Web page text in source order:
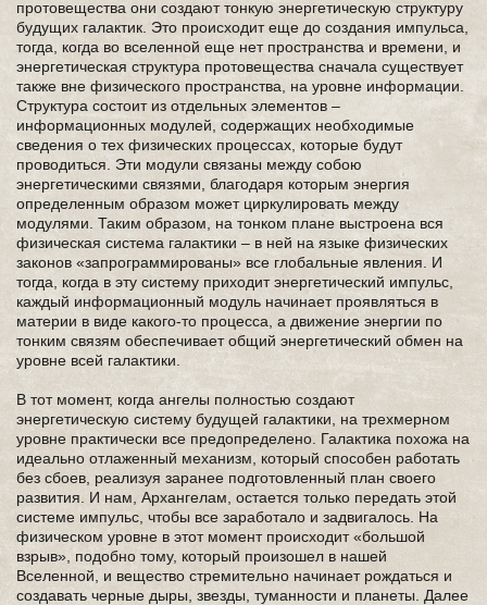
протовещества они создают тонкую энергетическую структуру
будущих галактик. Это происходит еще до создания импульса,
тогда, когда во вселенной еще нет пространства и времени, и
энергетическая структура протовещества сначала существует
также вне физического пространства, на уровне информации.
Структура состоит из отдельных элементов –
информационных модулей, содержащих необходимые
сведения о тех физических процессах, которые будут
проводиться. Эти модули связаны между собою
энергетическими связями, благодаря которым энергия
определенным образом может циркулировать между
модулями. Таким образом, на тонком плане выстроена вся
физическая система галактики – в ней на языке физических
законов «запрограммированы» все глобальные явления. И
тогда, когда в эту систему приходит энергетический импульс,
каждый информационный модуль начинает проявляться в
материи в виде какого-то процесса, а движение энергии по
тонким связям обеспечивает общий энергетический обмен на
уровне всей галактики.
В тот момент, когда ангелы полностью создают
энергетическую систему будущей галактики, на трехмерном
уровне практически все предопределено. Галактика похожа на
идеально отлаженный механизм, который способен работать
без сбоев, реализуя заранее подготовленный план своего
развития. И нам, Архангелам, остается только передать этой
системе импульс, чтобы все заработало и задвигалось. На
физическом уровне в этот момент происходит «большой
взрыв», подобно тому, который произошел в нашей
Вселенной, и вещество стремительно начинает рождаться и
создавать черные дыры, звезды, туманности и планеты. Далее